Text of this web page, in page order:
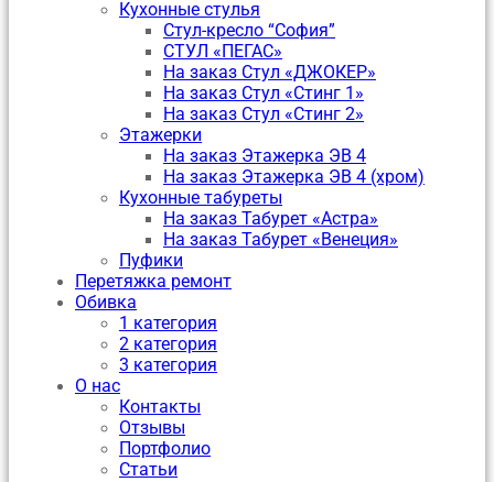
Кухонные стулья
Стул-кресло “София”
CТУЛ «ПЕГАС»
На заказ Стул «ДЖОКЕР»
На заказ Стул «Стинг 1»
На заказ Стул «Стинг 2»
Этажерки
На заказ Этажерка ЭВ 4
На заказ Этажерка ЭВ 4 (хром)
Кухонные табуреты
На заказ Табурет «Астра»
На заказ Табурет «Венеция»
Пуфики
Перетяжка ремонт
Обивка
1 категория
2 категория
3 категория
О нас
Контакты
Отзывы
Портфолио
Статьи